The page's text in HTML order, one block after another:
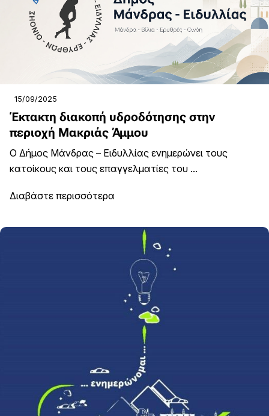
15/09/2025
Έκτακτη διακοπή υδροδότησης στην
περιοχή Μακριάς Άμμου
Ο Δήμος Μάνδρας – Ειδυλλίας ενημερώνει τους
κατοίκους και τους επαγγελματίες του ...
Διαβάστε περισσότερα